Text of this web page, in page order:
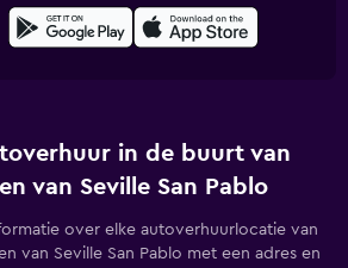
in de buurt van
van Seville San Pablo
over elke autoverhuurlocatie van
van Seville San Pablo met een adres en